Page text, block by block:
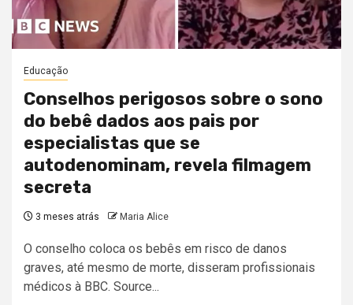
Educação
Conselhos perigosos sobre o sono
do bebê dados aos pais por
especialistas que se
autodenominam, revela filmagem
secreta
3 meses atrás Maria Alice
O conselho coloca os bebês em risco de danos
graves, até mesmo de morte, disseram profissionais
médicos à BBC. Source...